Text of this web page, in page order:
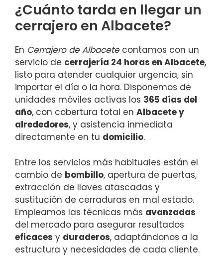
¿Cuánto tarda en llegar un
cerrajero en Albacete?
En Cerrajero de Albacetecontamos con un
servicio de cerrajería 24 horas en Albacete,
listo para atender cualquier urgencia, sin
importar el día o la hora. Disponemos de
unidades móviles activas los 365 días del
año, con cobertura total en Albacete y
alrededores, y asistencia inmediata
directamente en tu domicilio.
Entre los servicios más habituales están el
cambio de bombillo, apertura de puertas,
extracción de llaves atascadas y
sustitución de cerraduras en mal estado.
Empleamos las técnicas más avanzadas
del mercado para asegurar resultados
eficaces y duraderos, adaptándonos a la
estructura y necesidades de cada cliente.